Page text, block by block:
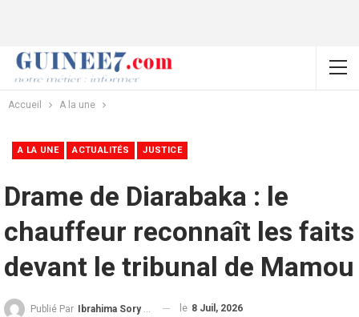
Accueil A la une
A LA UNE ACTUALITÉS JUSTICE
Drame de Diarabaka : le
chauffeur reconnaît les faits
devant le tribunal de Mamou
Publié Par Ibrahima Sory Diallo le 8 Juil, 2026